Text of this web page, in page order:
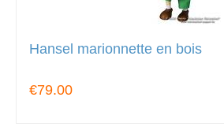
Hansel marionnette en bois
€79.00